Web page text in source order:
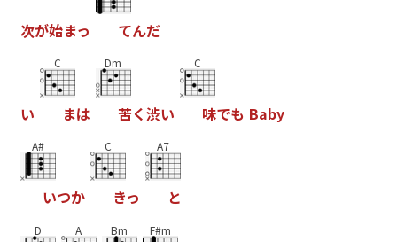
次が始まっ てんだ
い
C
まは
Dm
苦く渋い
C
味でも Baby
A#
いつか
C
きっ
A7
と
D A Bm F#m